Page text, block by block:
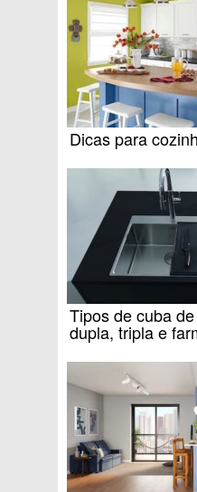
Dicas para
Tipos de cuba
dupla, tripla e